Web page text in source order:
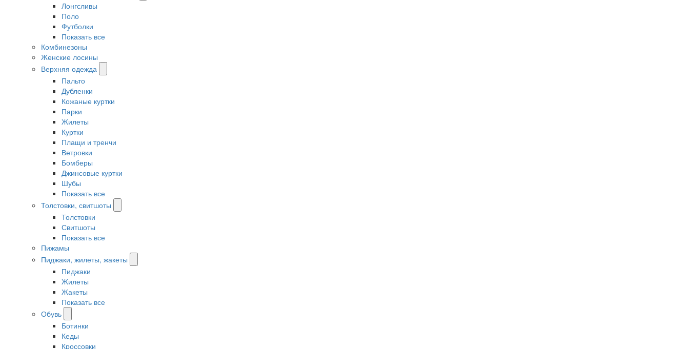
Лонгсливы
Поло
Футболки
Показать все
Комбинезоны
Женские лосины
Верхняя одежда
Пальто
Дубленки
Кожаные куртки
Парки
Жилеты
Куртки
Плащи и тренчи
Ветровки
Бомберы
Джинсовые куртки
Шубы
Показать все
Толстовки, свитшоты
Толстовки
Свитшоты
Показать все
Пижамы
Пиджаки, жилеты, жакеты
Пиджаки
Жилеты
Жакеты
Показать все
Обувь
Ботинки
Кеды
Кроссовки